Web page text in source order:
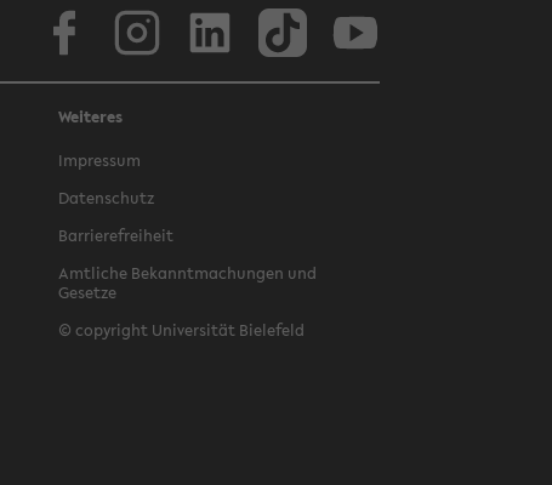
Weiteres
Impressum
Datenschutz
Barrierefreiheit
Amtliche Bekanntmachungen und
Gesetze
© copyright Universität Bielefeld